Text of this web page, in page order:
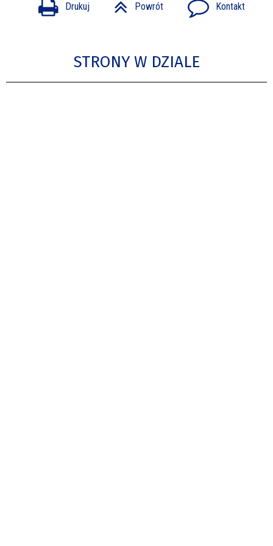
Drukuj Powrót Kontakt
STRONY W DZIALE